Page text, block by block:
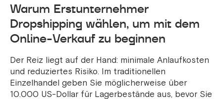
Warum Erstunternehmer
Dropshipping wählen, um mit dem
Online-Verkauf zu beginnen
Der Reiz liegt auf der Hand: minimale Anlaufkosten
und reduziertes Risiko. Im traditionellen
Einzelhandel geben Sie möglicherweise über
10.000 US-Dollar für Lagerbestände aus, bevor Sie